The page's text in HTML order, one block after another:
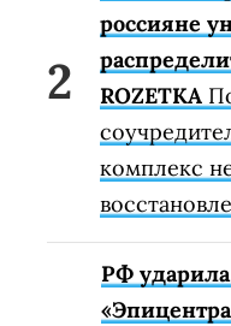
россияне
ROZETKA
комплекс
РФ